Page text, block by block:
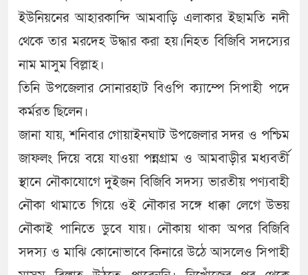
ইউনিয়নের আহারকান্দি আমবাড়ি এলাকার ইছামতি নদী
থেকে তার মরদেহ উদ্ধার করা হয়।নিহত বিজিবি সদস্যের
নাম মাসুম বিল্লাহ।
তিনি উপজেলার সোনারহাট বিওপি ক্যাম্পে সিপাহী পদে
কর্মরত ছিলেন।
জানা যায়, শনিবার গোয়াইনঘাট উপজেলার সদর ও পশ্চিম
জাফলং দিয়ে বয়ে যাওয়া পন্নগ্রাম ও আমবাড়ীর মধ্যবর্তী
স্থানে নৌকাযোগে দুইজন বিজিবি সদস্য ভারতীয় পণ্যবাহী
নৌকা থামাতে গিয়ে ওই নৌকার সঙ্গে ধাক্কা লেগে উভয়
নৌকাই পানিতে ডুবে যায়। নৌকায় থাকা অপর বিজিবি
সদস্য ও মাঝি কোনোভাবে কিনারে উঠে আসলেও সিপাহী